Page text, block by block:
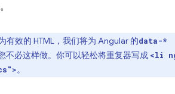
有效的 HTML，我们将为 Angular 的data-*
不必这样做。你可以轻松将重复器写成 <li
。